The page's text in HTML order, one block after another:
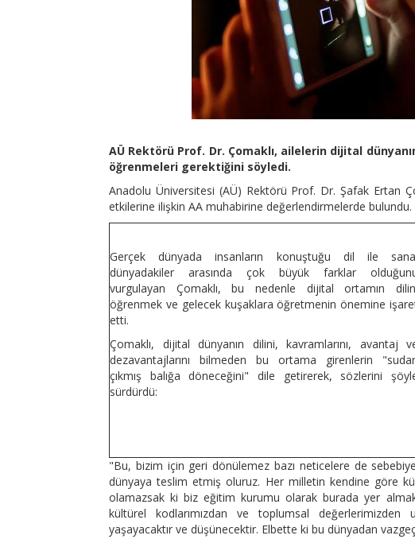
AÜ Rektörü Prof. Dr. Çomaklı, ailelerin dijital
öğrenmeleri gerektiğini söyledi.
Anadolu Üniversitesi (AÜ) Rektörü Prof. Dr. Şafak Ertan
etkilerine ilişkin AA muhabirine değerlendirmelerde bulundu.
Gerçek dünyada insanların konuştuğu dil ile
dünyadakiler arasında çok büyük farklar
vurgulayan Çomaklı, bu nedenle dijital ortamın
öğrenmek ve gelecek kuşaklara öğretmenin önemine
etti.
Çomaklı, dijital dünyanın dilini, kavramlarını, avantaj
dezavantajlarını bilmeden bu ortama girenlerin
çıkmış balığa döneceğini" dile getirerek, sözlerini
sürdürdü:
"Bu, bizim için geri dönülemez bazı neticelere de
dünyaya teslim etmiş oluruz. Her milletin kendine göre
olamazsak ki biz eğitim kurumu olarak burada yer
kültürel kodlarımızdan ve toplumsal değerlerimizden
yaşayacaktır ve düşünecektir. Elbette ki bu dünyadan